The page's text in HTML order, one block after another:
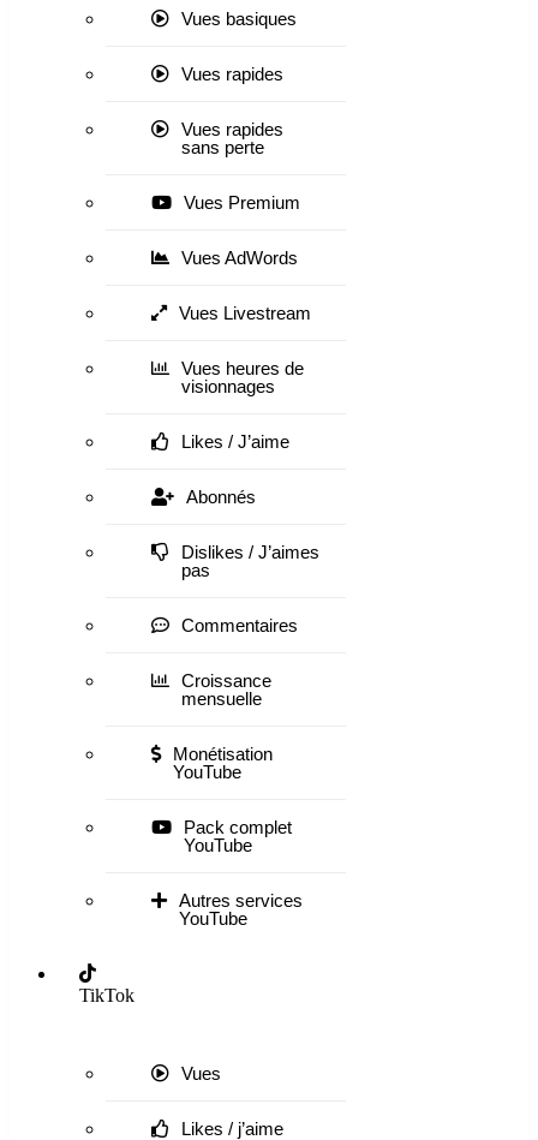
Vues basiques
Vues rapides
Vues rapides
sans perte
Vues Premium
Vues AdWords
Vues Livestream
Vues heures de
visionnages
Likes / J’aime
Abonnés
Dislikes / J’aimes
pas
Commentaires
Croissance
mensuelle
Monétisation
YouTube
Pack complet
YouTube
Autres services
YouTube
TikTok
Vues
Likes / j’aime